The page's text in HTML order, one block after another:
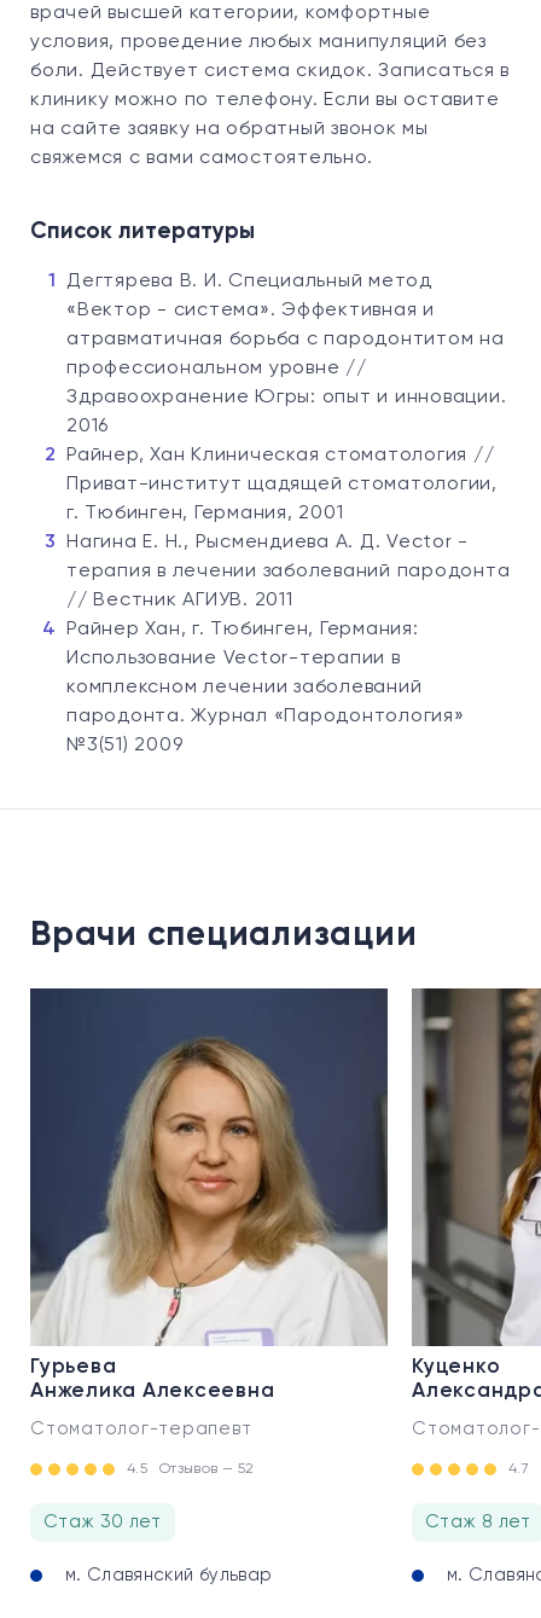
врачей высшей категории, комфортные
условия, проведение любых манипуляций без
боли. Действует система скидок. Записаться в
клинику можно по телефону. Если вы оставите
на сайте заявку на обратный звонок мы
свяжемся с вами самостоятельно.
Список литературы
Дегтярева В. И. Специальный метод
«Вектор - система». Эффективная и
атравматичная борьба с пародонтитом на
профессиональном уровне //
Здравоохранение Югры: опыт и инновации.
2016
Райнер, Хан Клиническая стоматология //
Приват-институт щадящей стоматологии,
г. Тюбинген, Германия, 2001
Нагина Е. Н., Рысмендиева А. Д. Vector -
терапия в лечении заболеваний пародонта
// Вестник АГИУВ. 2011
Райнер Хан, г. Тюбинген, Германия:
Использование Vector-терапии в
комплексном лечении заболеваний
пародонта. Журнал «Пародонтология»
№3(51) 2009
Врачи специализации
Гурьева
Анжелика Алексеевна
Стоматолог-терапевт
4.5 Отзывов — 52
Стаж 30 лет
м. Славянский бульвар
Куценко
4.7
Стаж 8 лет
м.